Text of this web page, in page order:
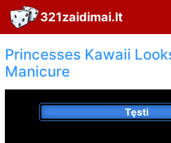
321zaidimai.lt
Princesses Kawaii
Manicure